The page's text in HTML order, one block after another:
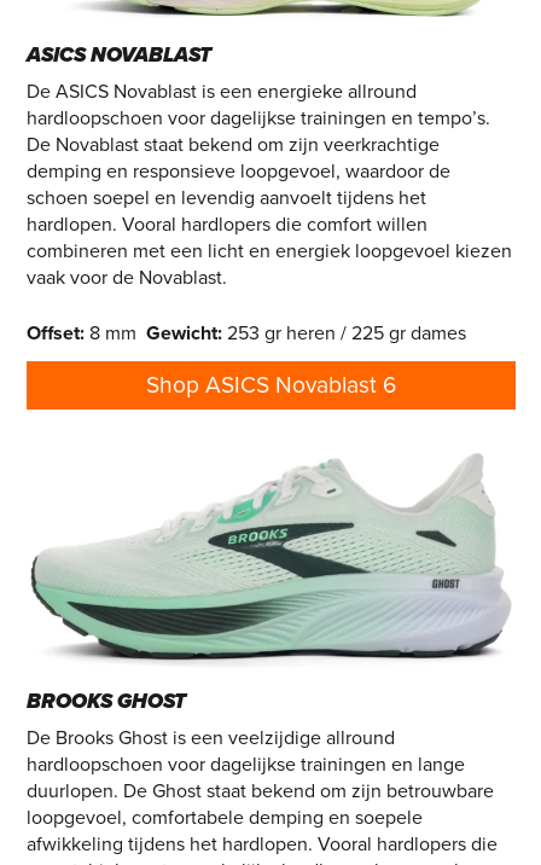
ASICS NOVABLAST
De ASICS Novablast is een energieke allround
hardloopschoen voor dagelijkse trainingen en tempo’s.
De Novablast staat bekend om zijn veerkrachtige
demping en responsieve loopgevoel, waardoor de
schoen soepel en levendig aanvoelt tijdens het
hardlopen. Vooral hardlopers die comfort willen
combineren met een licht en energiek loopgevoel kiezen
vaak voor de Novablast.
Offset:8 mm Gewicht:253 gr heren / 225 gr dames
Shop ASICS Novablast 6
BROOKS GHOST
De Brooks Ghost is een veelzijdige allround
hardloopschoen voor dagelijkse trainingen en lange
duurlopen. De Ghost staat bekend om zijn betrouwbare
loopgevoel, comfortabele demping en soepele
afwikkeling tijdens het hardlopen. Vooral hardlopers die